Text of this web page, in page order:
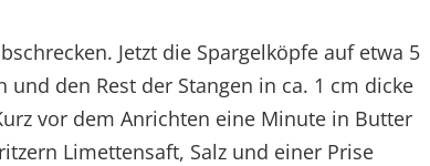
Jetzt die Spargelköpfe auf etwa 5
und den Rest der Stangen in ca. 1 cm dicke
vor dem Anrichten eine Minute in Butter
Limettensaft, Salz und einer Prise